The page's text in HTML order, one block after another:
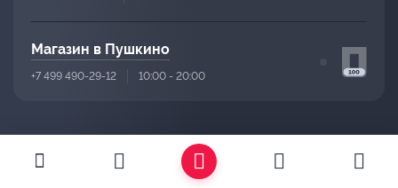
Магазин в Пушкино
+7 499 490-29-12 10:00 - 20:00
Подписаться на рассылку